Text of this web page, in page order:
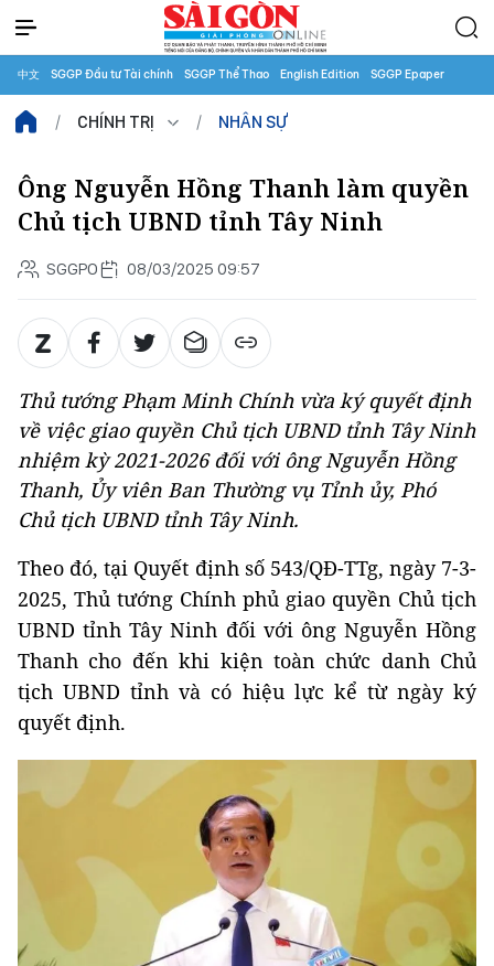
中文 SGGP Đầu tư Tài chính SGGP Thể Thao English Edition SGGP Epaper
CHÍNH TRỊ NHÂN SỰ
Ông Nguyễn Hồng Thanh làm quyền
Chủ tịch UBND tỉnh Tây Ninh
SGGPO 08/03/2025 09:57
Thủ tướng Phạm Minh Chính vừa ký quyết định
về việc giao quyền Chủ tịch UBND tỉnh Tây Ninh
nhiệm kỳ 2021-2026 đối với ông Nguyễn Hồng
Thanh, Ủy viên Ban Thường vụ Tỉnh ủy, Phó
Chủ tịch UBND tỉnh Tây Ninh.
Theo đó, tại Quyết định số 543/QĐ-TTg, ngày 7-3-
2025, Thủ tướng Chính phủ giao quyền Chủ tịch
UBND tỉnh Tây Ninh đối với ông Nguyễn Hồng
Thanh cho đến khi kiện toàn chức danh Chủ
tịch UBND tỉnh và có hiệu lực kể từ ngày ký
quyết định.